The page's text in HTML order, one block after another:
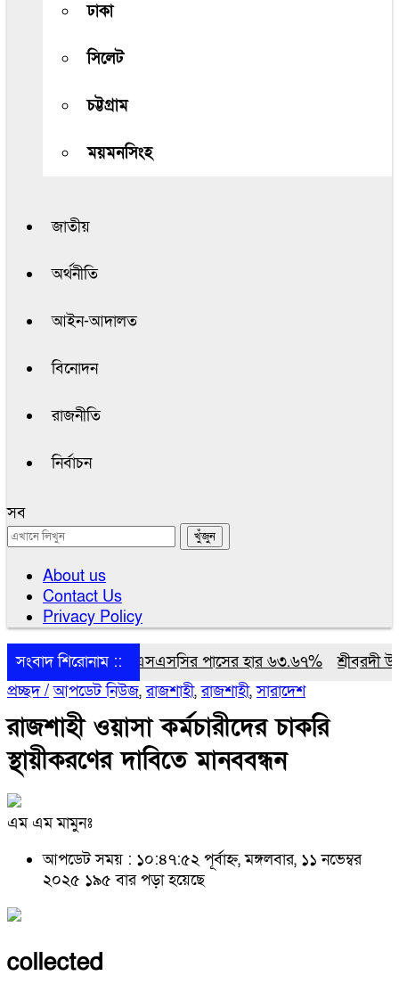
ঢাকা
সিলেট
চট্টগ্রাম
ময়মনসিংহ
জাতীয়
অর্থনীতি
আইন-আদালত
বিনোদন
রাজনীতি
নির্বাচন
সব
About us
Contact Us
Privacy Policy
সংবাদ শিরোনাম ::
এসএসসির পাসের হার ৬৩.৬৭%
শ্রীবরদী উপজেলা নির্বাহী
প্রচ্ছদ / আপডেট নিউজ,রাজশাহী,রাজশাহী,সারাদেশ
রাজশাহী ওয়াসা কর্মচারীদের চাকরি
স্থায়ীকরণের দাবিতে মানববন্ধন
এম এম মামুনঃ
আপডেট সময় : ১০:৪৭:৫২ পূর্বাহ্ন, মঙ্গলবার, ১১ নভেম্বর
২০২৫ ১৯৫ বার পড়া হয়েছে
collected